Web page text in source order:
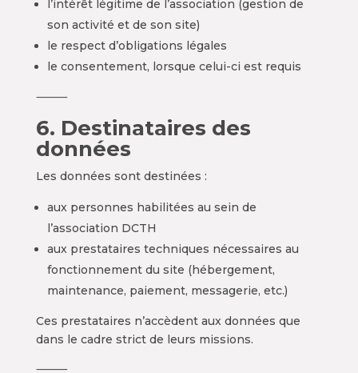
l’intérêt légitime de l’association (gestion de
son activité et de son site)
le respect d’obligations légales
le consentement, lorsque celui-ci est requis
⸻
6. Destinataires des
données
Les données sont destinées :
aux personnes habilitées au sein de
l’association DCTH
aux prestataires techniques nécessaires au
fonctionnement du site (hébergement,
maintenance, paiement, messagerie, etc.)
Ces prestataires n’accèdent aux données que
dans le cadre strict de leurs missions.
⸻